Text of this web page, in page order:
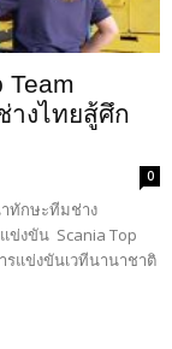
Team
งไทยสู้ศึก
0
ทักษะทีมช่าง
ข่งขัน Scania Top
รแข่งขันเวทีนานาชาติ